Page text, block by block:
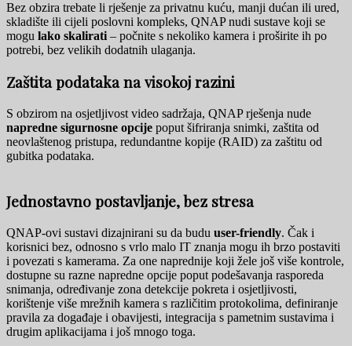
Bez obzira trebate li rješenje za privatnu kuću, manji dućan ili ured,
skladište ili cijeli poslovni kompleks, QNAP nudi sustave koji se
mogu lako skalirati – počnite s nekoliko kamera i proširite ih po
potrebi, bez velikih dodatnih ulaganja.
Zaštita podataka na visokoj razini
S obzirom na osjetljivost video sadržaja, QNAP rješenja nude
napredne sigurnosne opcije poput šifriranja snimki, zaštita od
neovlaštenog pristupa, redundantne kopije (RAID) za zaštitu od
gubitka podataka.
Jednostavno postavljanje, bez stresa
QNAP-ovi sustavi dizajnirani su da budu user-friendly. Čak i
korisnici bez, odnosno s vrlo malo IT znanja mogu ih brzo postaviti
i povezati s kamerama. Za one naprednije koji žele još više kontrole,
dostupne su razne napredne opcije poput podešavanja rasporeda
snimanja, određivanje zona detekcije pokreta i osjetljivosti,
korištenje više mrežnih kamera s različitim protokolima, definiranje
pravila za događaje i obavijesti, integracija s pametnim sustavima i
drugim aplikacijama i još mnogo toga.